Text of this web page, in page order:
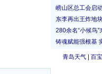
青岛天气 百